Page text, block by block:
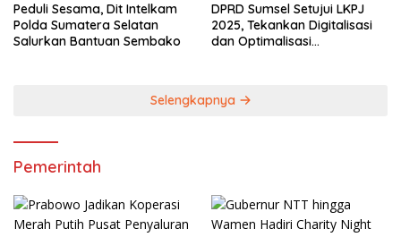
Peduli Sesama, Dit Intelkam
Polda Sumatera Selatan
Salurkan Bantuan Sembako
DPRD Sumsel Setujui LKPJ
2025, Tekankan Digitalisasi
dan Optimalisasi
Selengkapnya
Pemerintah